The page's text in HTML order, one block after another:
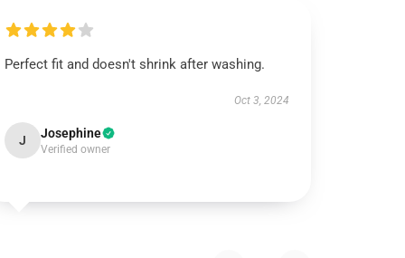
Perfect fit and doesn't shrink after washing.
Oct 3, 2024
J Josephine
Verified owner